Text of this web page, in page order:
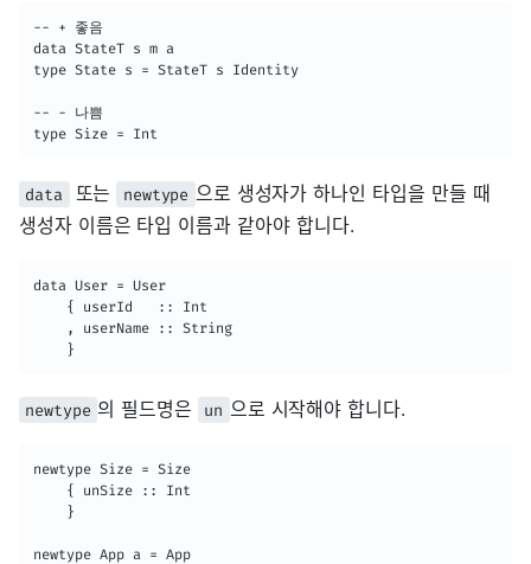
-- + 좋음
data StateT s m a
type State s = StateT s Identity
-- - 나쁨
type Size = Int
data 또는 newtype 으로 생성자가 하나인 타입을 만들 때
생성자 이름은 타입 이름과 같아야 합니다.
data User = User
    { userId   :: Int
    , userName :: String
    }
newtype 의 필드명은 un 으로 시작해야 합니다.
newtype Size = Size
    { unSize :: Int
    }
newtype App a = App